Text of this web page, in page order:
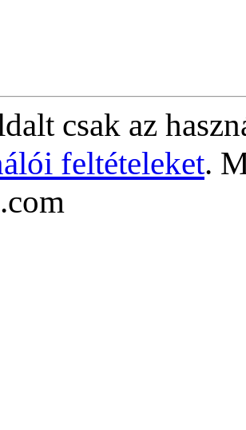
csak az
feltételeket.